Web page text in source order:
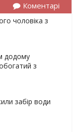
Коментарі
чоловіка з
додому
з
забір води